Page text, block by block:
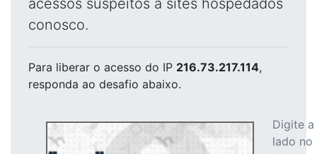
acessos suspeitos a sites hospedados
conosco.
Para liberar o acesso do IP 216.73.217.114,
responda ao desafio abaixo.
Digite
lado no